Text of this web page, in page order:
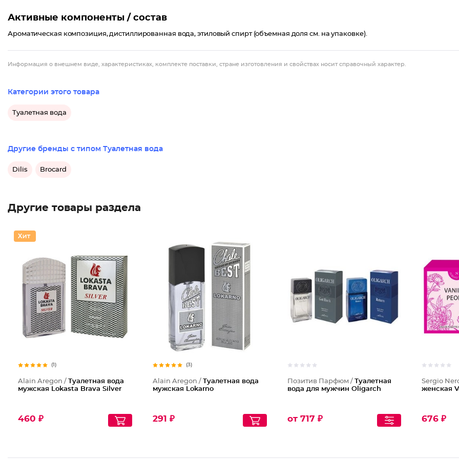
Активные компоненты / состав
Ароматическая композиция, дистиллированная вода, этиловый спирт (объемная доля см. на упаковке).
Информация о внешнем виде, характеристиках, комплекте поставки, стране изготовления и свойствах носит справочный характер.
Категории этого товара
Туалетная вода
Другие бренды с типом Туалетная вода
Dilis Brocard
Другие товары раздела
(1)
Alain Aregon / Туалетная вода
мужская Lokasta Brava Silver
460 ₽
(3)
Alain Aregon / Туалетная вода
мужская Lokarno
291 ₽
Позитив Парфюм / Туалетная
вода для мужчин Oligarch
от 717 ₽
Sergio
женская
676 ₽